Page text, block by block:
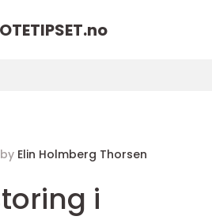
no
by Elin Holmberg Thorsen
i